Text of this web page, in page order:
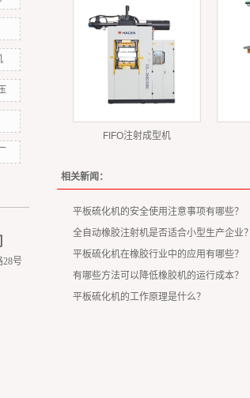
号
FIFO注射成型机
相关新闻：
平板硫化机的安全使用注意事项有哪些？
全自动橡胶注射机是否适合小型生产企业？
平板硫化机在橡胶行业中的应用有哪些？
有哪些方法可以降低橡胶机的运行成本？
平板硫化机的工作原理是什么？